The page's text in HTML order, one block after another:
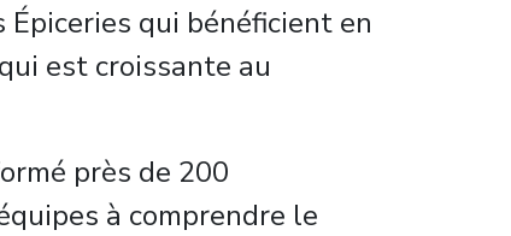
qui bénéficient en
est croissante au
près de 200
à comprendre le